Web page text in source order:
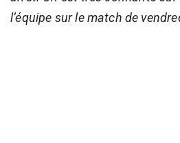
l’équipe sur le match de